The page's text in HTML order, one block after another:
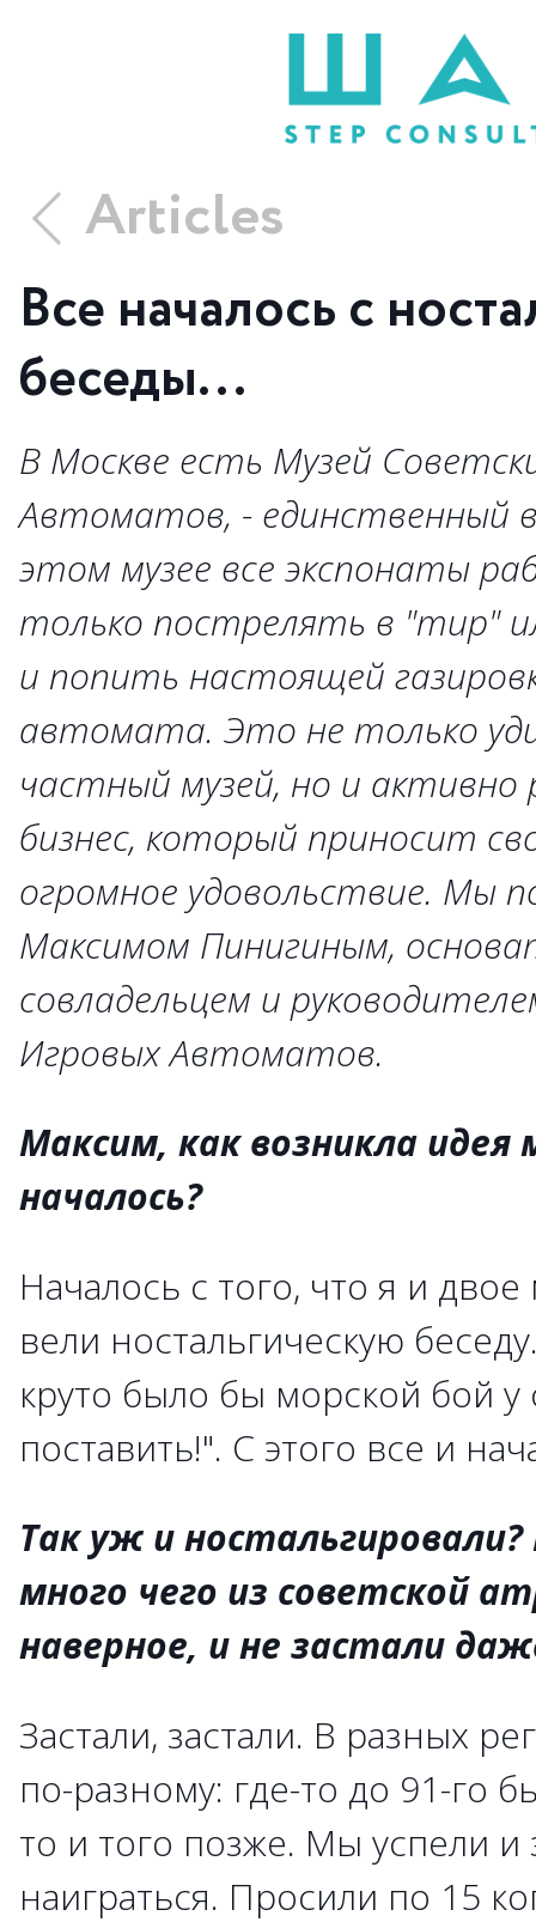
Articles
Все началось с
беседы...
В Москве есть Музей
Автоматов, - единственный
этом музее все экспонаты
только пострелять в "тир"
и попить настоящей
автомата. Это не только
частный музей, но и
бизнес, который приносит
огромное удовольствие. Мы
Максимом Пинигиным,
совладельцем и
Игровых Автоматов.
Максим, как возникла идея
началось?
Началось с того, что я и
вели ностальгическую
круто было бы морской бой у
поставить!". С этого все и
Так уж и
много чего из советской
наверное, и не застали
Застали, застали. В разных
по-разному: где-то до 91-го
то и того позже. Мы успели и
наиграться. Просили по 15